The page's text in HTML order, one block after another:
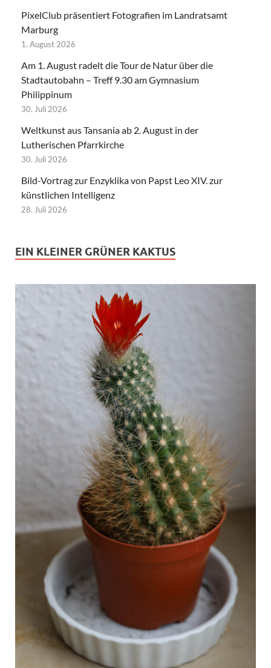
PixelClub präsentiert Fotografien im Landratsamt
Marburg
1. August 2026
Am 1. August radelt die Tour de Natur über die
Stadtautobahn – Treff 9.30 am Gymnasium
Philippinum
30. Juli 2026
Weltkunst aus Tansania ab 2. August in der
Lutherischen Pfarrkirche
30. Juli 2026
Bild-Vortrag zur Enzyklika von Papst Leo XIV. zur
künstlichen Intelligenz
28. Juli 2026
EIN KLEINER GRÜNER KAKTUS